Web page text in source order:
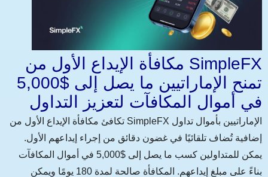
مكافأة الإيداع الأول من SimpleFX
تمنح الإماراتيين ما يصل إلى $5,000
في أموال المكافآت لتعزيز التداول
تكافئ مكافأة الإيداع الأول من SimpleFX الإماراتيين بأموال تداول
إضافية تُضاف تلقائيًا في غضون دقائق من إجراء إيداعهم الأول.
يمكن للمتداولين كسب ما يصل إلى $5,000 في أموال المكافآت
بناءً على مبلغ إيداعهم. المكافأة صالحة لمدة 180 يومًا ويمكن